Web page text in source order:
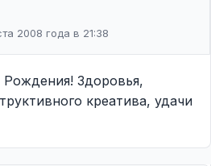
2008 года в 21:38
Здоровья,
креатива, удачи